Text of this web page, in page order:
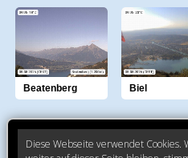
Beatenberg Biel